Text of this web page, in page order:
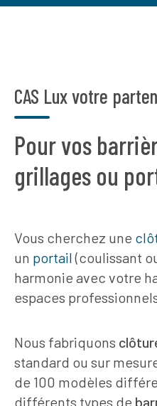
CAS Lux votre
Pour vos
grillages ou
Vous cherchez une
un portail (coulissant
harmonie avec votre
espaces
Nous fabriquons
standard ou sur
de 100 modèles
différents types de